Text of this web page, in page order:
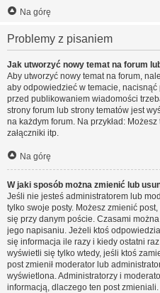
Na górę
Problemy z pisaniem
Jak utworzyć nowy temat na forum
Aby utworzyć nowy temat na forum,
aby odpowiedzieć w temacie, nacisnąć
przed publikowaniem wiadomości
strony forum lub strony tematów jest
na każdym forum. Na przykład:
załączniki itp.
Na górę
W jaki sposób można zmienić lub
Jeśli nie jesteś administratorem lub
tylko swoje posty. Możesz zmienić
się przy danym poście. Czasami
jego napisaniu. Jeżeli ktoś
się informacja ile razy i kiedy ostatni
wyświetli się tylko wtedy, jeśli ktoś
post zmienił moderator lub
wyświetlona. Administratorzy i
informacją, dlaczego ten post